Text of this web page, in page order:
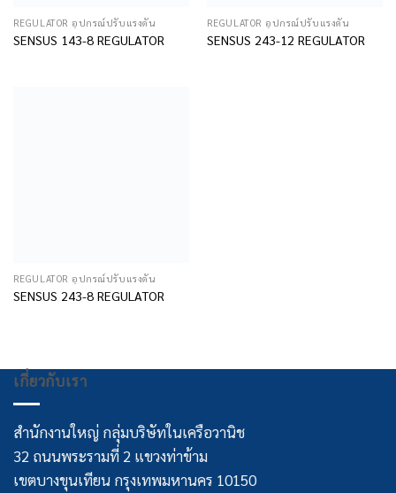
REGULATOR อุปกรณ์ปรับแรงดัน
SENSUS 143-8 REGULATOR
REGULATOR อุปกรณ์ปรับแรงดัน
SENSUS 243-12 REGULATOR
REGULATOR อุปกรณ์ปรับแรงดัน
SENSUS 243-8 REGULATOR
เกี่ยวกับเรา
สำนักงานใหญ่ กลุ่มบริษัทในเครือวานิช
32 ถนนพระรามที่ 2 แขวงท่าข้าม
เขตบางขุนเทียน กรุงเทพมหานคร 10150